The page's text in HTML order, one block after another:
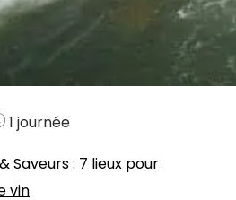
1 journée
Saveurs: 7 lieux pour
vin